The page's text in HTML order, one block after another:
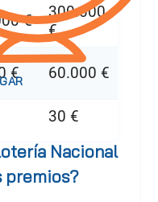
€
300.000
€
€ 60.000 €
30 €
Nacional
premios?